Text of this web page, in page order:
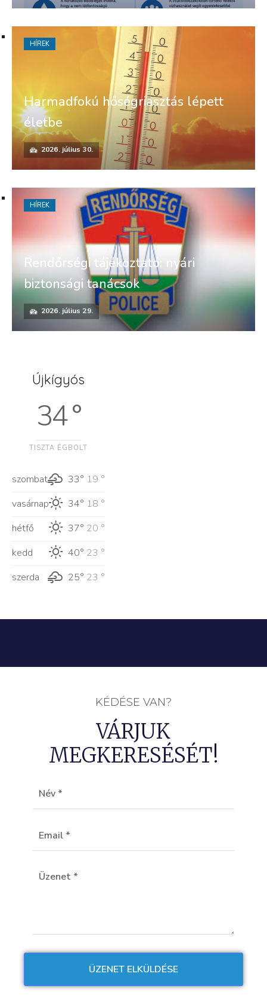
Harmadfokú hőségriasztás lépett
életbe
2026. július 30.
HÍREK
Rendőrségi tájékoztató: nyári
biztonsági tanácsok
2026. július 29.
HÍREK
Újkígyós
34 °
TISZTA ÉGBOLT
szombat 33° 19 °
vasárnap
34° 18 °
hétfő
37° 20 °
kedd
40° 23 °
szerda
25° 23 °
KÉDÉSE VAN?
VÁRJUK
MEGKERESÉSÉT!